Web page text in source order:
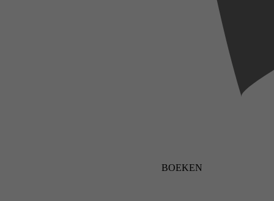
BOEKEN